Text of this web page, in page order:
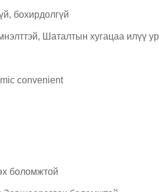
бохирдолгүй
Шаталтын хугацаа илүү
convenient
боломжтой